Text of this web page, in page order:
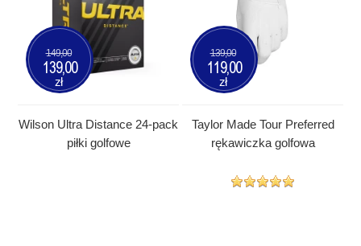
Wilson Ultra Distance 24-pack
piłki golfowe
149,00
139,00
zł
Taylor Made Tour Preferred
rękawiczka golfowa
139,00
119,00
zł